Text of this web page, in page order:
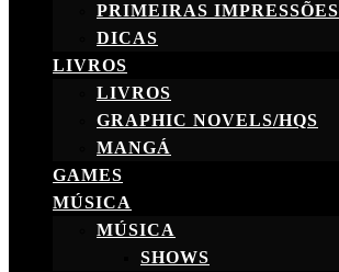
PRIMEIRAS IMPRESSÕES
DICAS
LIVROS
LIVROS
GRAPHIC NOVELS/HQS
MANGÁ
GAMES
MÚSICA
MÚSICA
SHOWS